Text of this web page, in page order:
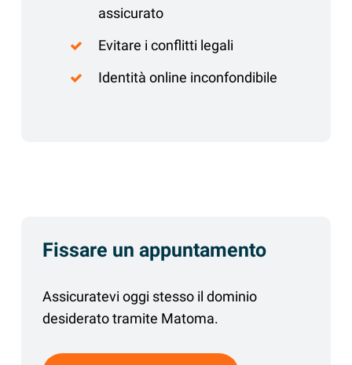
assicurato
Evitare i conflitti legali
Identità online inconfondibile
Fissare un appuntamento
Assicuratevi oggi stesso il dominio
desiderato tramite Matoma.